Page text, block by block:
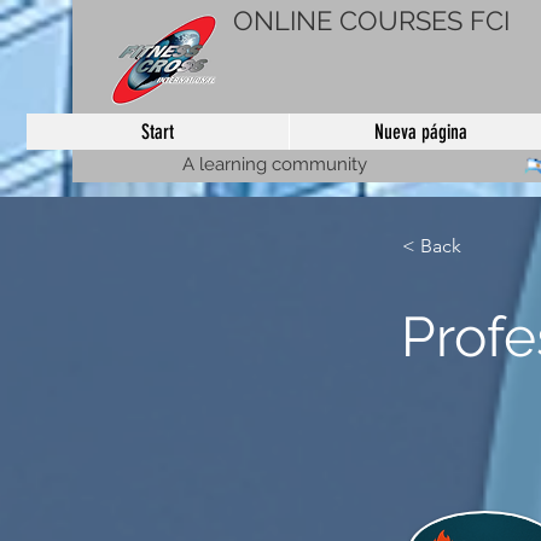
ONLINE COURSES FCI
A learning community
Start Nueva página
< Back